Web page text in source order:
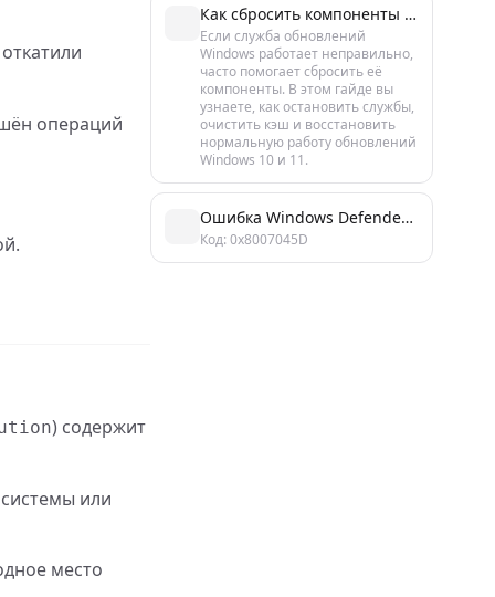
операций
) содержит
или
место
Как сбросить компоненты обновлений Windows 10/11: пошаговое руководство
Если служба обновлений
Windows работает неправильно,
часто помогает сбросить её
компоненты. В этом гайде вы
узнаете, как остановить службы,
очистить кэш и восстановить
нормальную работу обновлений
Windows 10 и 11.
Ошибка Windows Defender 0x8007045D: причины и 4 способа исправления
Код: 0x8007045D